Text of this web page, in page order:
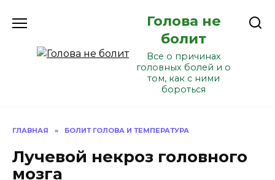
Голова не
болит
Все о причинах
головных болей и о
том, как с ними
бороться
ГЛАВНАЯ » БОЛИТ ГОЛОВА И ТЕМПЕРАТУРА
Лучевой некроз головного
мозга